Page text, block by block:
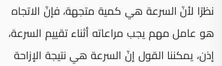
نظرًا لأنّ السرعة هي كمية متجهة، فإنّ الاتجاه
هو عامل مهم يجب مراعاته أثناء تقييم السرعة،
إذن، يمكننا القول إنّ السرعة هي نتيجة الإزاحة